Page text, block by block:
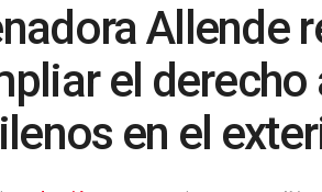
Allende
el
en el